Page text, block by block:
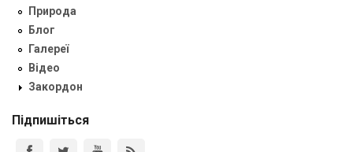
Природа
Блог
Галереї
Відео
Закордон
Підпишіться